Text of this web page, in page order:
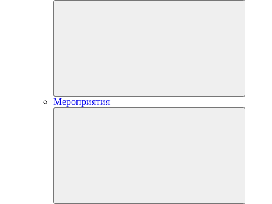
Мероприятия